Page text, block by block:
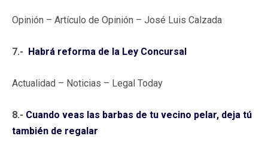
Opinión – Artículo de Opinión – José Luis Calzada
7.- Habrá reforma de la Ley Concursal
Actualidad – Noticias – Legal Today
8.- Cuando veas las barbas de tu vecino pelar, deja tú
también de regalar